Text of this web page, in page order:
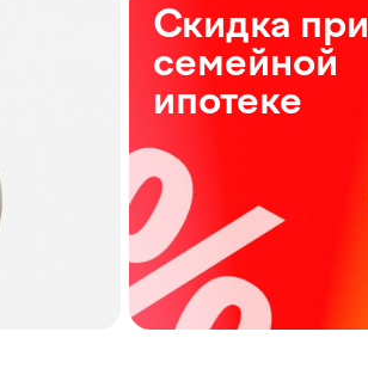
Скидка при
семейной
ипотеке